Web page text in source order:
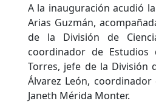
A la inauguración acudió
Arias Guzmán,
de la División de
coordinador de Estudios
Torres, jefe de la División
Álvarez León,
Janeth Mérida Monter.